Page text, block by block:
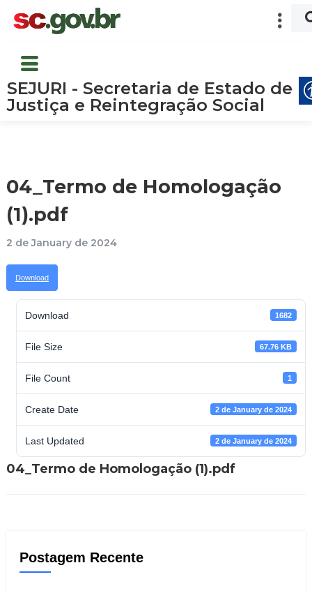
SEJURI - Secretaria de Estado de
Justiça e Reintegração Social
04_Termo de Homologação
(1).pdf
2 de January de 2024
Download
Download 1682
File Size 67.76 KB
File Count 1
Create Date 2 de January de 2024
Last Updated 2 de January de 2024
04_Termo de Homologação (1).pdf
Postagem Recente